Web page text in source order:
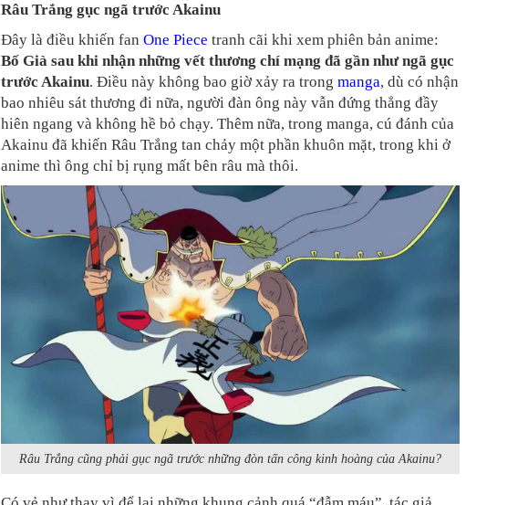
Râu Trắng gục ngã trước Akainu
Đây là điều khiến fan One Piece tranh cãi khi xem phiên bản anime:
Bố Già sau khi nhận những vết thương chí mạng đã gần như ngã gục
trước Akainu. Điều này không bao giờ xảy ra trong manga, dù có nhận
bao nhiêu sát thương đi nữa, người đàn ông này vẫn đứng thẳng đầy
hiên ngang và không hề bỏ chạy. Thêm nữa, trong manga, cú đánh của
Akainu đã khiến Râu Trắng tan chảy một phần khuôn mặt, trong khi ở
anime thì ông chỉ bị rụng mất bên râu mà thôi.
Râu Trắng cũng phải gục ngã trước những đòn tấn công kinh hoàng của Akainu?